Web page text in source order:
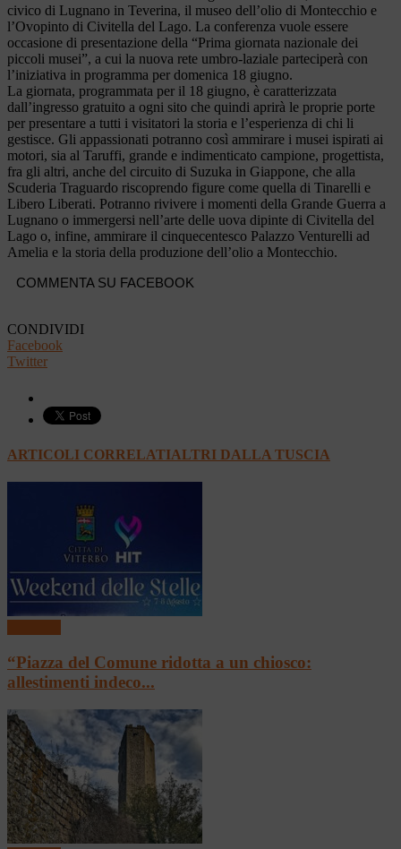
civico di Lugnano in Teverina, il museo dell’olio di Montecchio e
l’Ovopinto di Civitella del Lago. La conferenza vuole essere
occasione di presentazione della “Prima giornata nazionale dei
piccoli musei”, a cui la nuova rete umbro-laziale parteciperà con
l’iniziativa in programma per domenica 18 giugno.
La giornata, programmata per il 18 giugno, è caratterizzata
dall’ingresso gratuito a ogni sito che quindi aprirà le proprie porte
per presentare a tutti i visitatori la storia e l’esperienza di chi li
gestisce. Gli appassionati potranno così ammirare i musei ispirati ai
motori, sia al Taruffi, grande e indimenticato campione, progettista,
fra gli altri, anche del circuito di Suzuka in Giappone, che alla
Scuderia Traguardo riscoprendo figure come quella di Tinarelli e
Libero Liberati. Potranno rivivere i momenti della Grande Guerra a
Lugnano o immergersi nell’arte delle uova dipinte di Civitella del
Lago o, infine, ammirare il cinquecentesco Palazzo Venturelli ad
Amelia e la storia della produzione dell’olio a Montecchio.
COMMENTA SU FACEBOOK
CONDIVIDI
Facebook
Twitter
ARTICOLI CORRELATIALTRI DALLA TUSCIA
“Piazza del Comune ridotta a un chiosco:
allestimenti indeco...